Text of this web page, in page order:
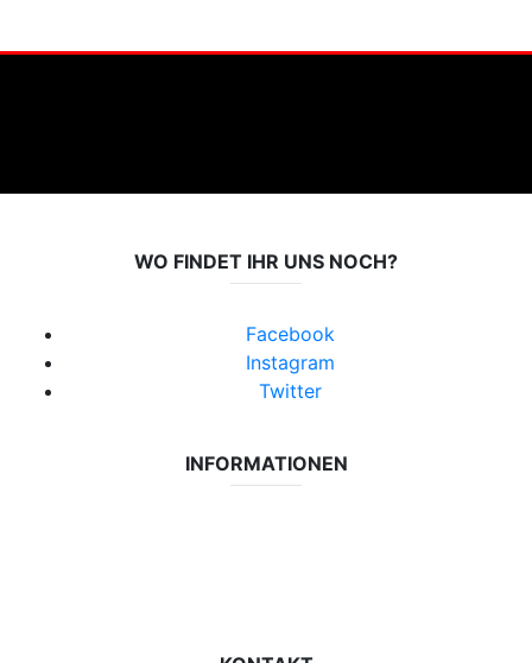
WO FINDET IHR UNS NOCH?
Facebook
Instagram
Twitter
INFORMATIONEN